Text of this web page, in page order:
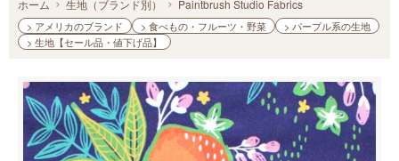
ホーム 生地（ブランド別） Paintbrush Studio Fabrics
> アメリカのブランド > 食べもの・フルーツ・野菜
> パープル系の生地
> 生地【セール品・値下げ品】